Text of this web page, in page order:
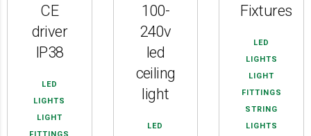
CE
driver
IP38
LED
LIGHTS
LIGHT
100-
240v
led
ceiling
light
LED
Fixtures
LED
LIGHTS
LIGHT
FITTINGS
STRING
LIGHTS